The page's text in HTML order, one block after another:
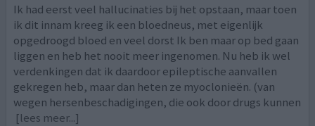
Ik had eerst veel hallucinaties bij het opstaan, maar toen
ik dit innam kreeg ik een bloedneus, met eigenlijk
opgedroogd bloed en veel dorst Ik ben maar op bed gaan
liggen en heb het nooit meer ingenomen. Nu heb ik wel
verdenkingen dat ik daardoor epileptische aanvallen
gekregen heb, maar dan heten ze myoclonieën. (van
wegen hersenbeschadigingen, die ook door drugs kunnen
[lees meer...]